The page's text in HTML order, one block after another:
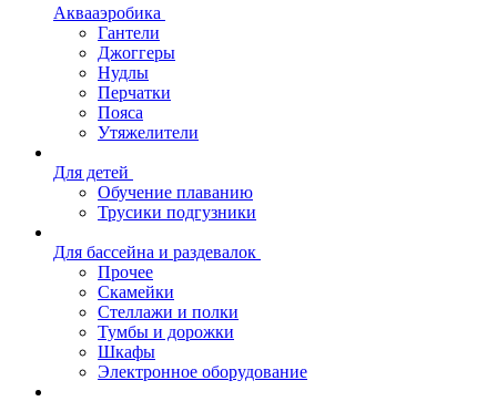
Аквааэробика
Гантели
Джоггеры
Нудлы
Перчатки
Пояса
Утяжелители
Для детей
Обучение плаванию
Трусики подгузники
Для бассейна и раздевалок
Прочее
Скамейки
Стеллажи и полки
Тумбы и дорожки
Шкафы
Электронное оборудование